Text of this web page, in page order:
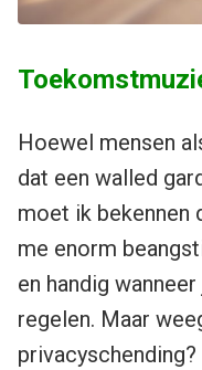
Hoewel mensen
dat een walled
moet ik bekennen
me enorm
en handig
regelen. Maar
privacyschending?